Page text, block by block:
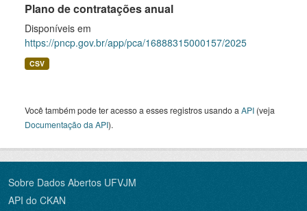
Plano de contratações anual
Disponíveis em
https://pncp.gov.br/app/pca/16888315000157/2025
CSV
Você também pode ter acesso a esses registros usando a API (veja
Documentação da API).
Sobre Dados Abertos UFVJM
API do CKAN